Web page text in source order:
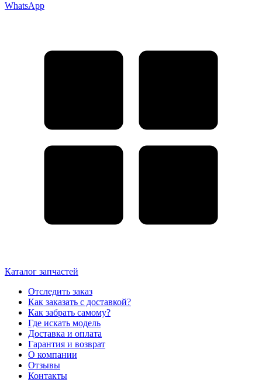
WhatsApp
Каталог запчастей
Отследить заказ
Как заказать с доставкой?
Как забрать самому?
Где искать модель
Доставка и оплата
Гарантия и возврат
О компании
Отзывы
Контакты